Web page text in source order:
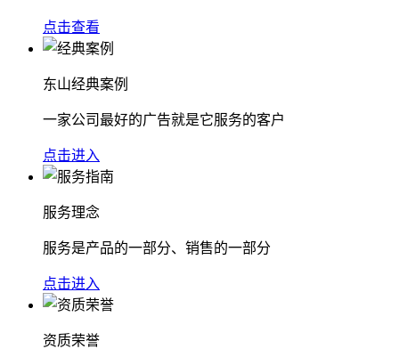
点击查看
东山经典案例
一家公司最好的广告就是它服务的客户
点击进入
服务理念
服务是产品的一部分、销售的一部分
点击进入
资质荣誉